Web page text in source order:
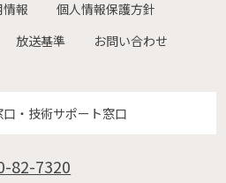
報
個人情報保護方針
放送基準 お問い合わせ
・技術サポート窓口
82-7320